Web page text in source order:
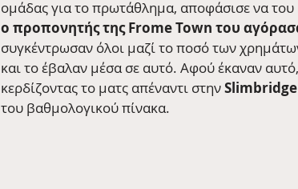
ομάδας για το πρωτάθλημα, αποφάσισε να του
ο προπονητής της Frome Town του
συγκέντρωσαν όλοι μαζί το ποσό των
και το έβαλαν μέσα σε αυτό. Αφού έκαναν
κερδίζοντας το ματς απέναντι στην Slimbridge
του βαθμολογικού πίνακα.